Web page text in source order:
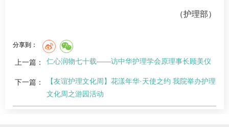
（护理部）
分享到：
上一篇： 仁心润物七十载——访中华护理学会原理事长顾美仪
下一篇：
【友谊护理文化周】花漾年华·天使之约 我院举办护理
文化周之游园活动